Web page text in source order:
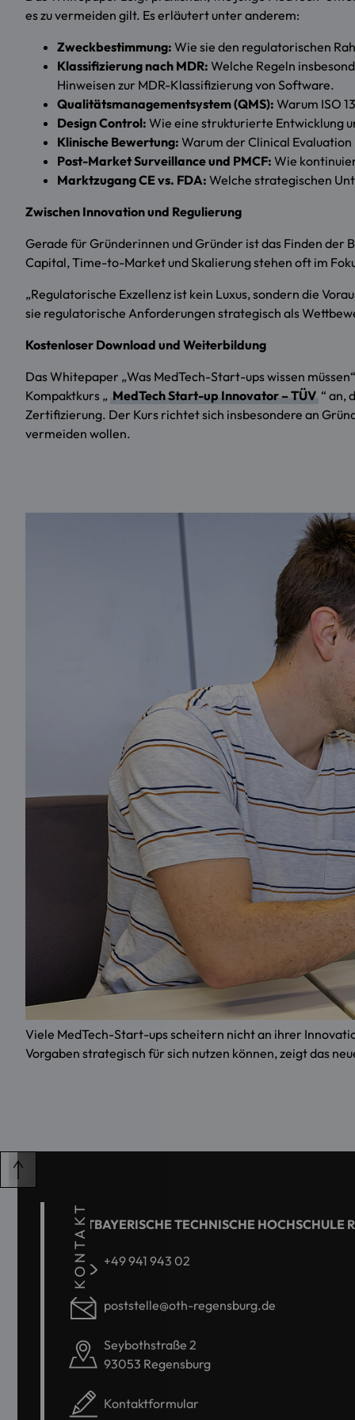
es zu vermeiden gilt. Es erläutert unter anderem:
Zweckbestimmung: Wie sie den regulatorischen
Klassifizierung nach MDR: Welche Regeln
Hinweisen zur MDR-Klassifizierung von Software.
Qualitätsmanagementsystem (QMS): Warum ISO
Design Control: Wie eine strukturierte Entwicklung
Klinische Bewertung: Warum der Clinical
Post-Market Surveillance und PMCF: Wie
Marktzugang CE vs. FDA: Welche strategischen
Zwischen Innovation und Regulierung
Gerade für Gründerinnen und Gründer ist das Finden
Capital, Time-to-Market und Skalierung stehen oft im
„Regulatorische Exzellenz ist kein Luxus, sondern die
sie regulatorische Anforderungen strategisch als
Kostenloser Download und Weiterbildung
Das Whitepaper „Was MedTech-Start-ups wissen
Kompaktkurs „ MedTech Start-up Innovator – TÜV “ an,
Zertifizierung. Der Kurs richtet sich insbesondere an
vermeiden wollen.
Viele MedTech-Start-ups scheitern nicht an ihrer
Vorgaben strategisch für sich nutzen können, zeigt das
KONTAKT
OSTBAYERISCHE TECHNISCHE HOCHSCHULE
+49 941 943 02
poststelle@oth-regensburg.de
Seybothstraße 2
93053 Regensburg
Kontaktformular